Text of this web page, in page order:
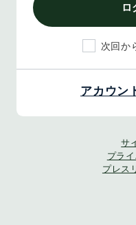
ロ
次回か
アカウン
サ
プラ
プレス